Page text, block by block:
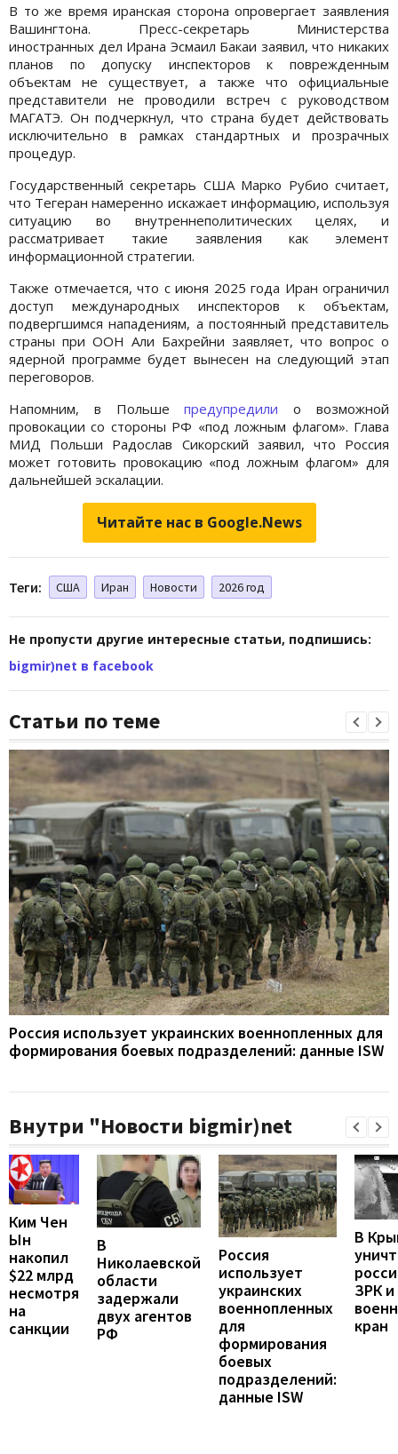
В то же время иранская сторона опровергает заявления
Вашингтона. Пресс-секретарь Министерства
иностранных дел Ирана Эсмаил Бакаи заявил, что никаких
планов по допуску инспекторов к поврежденным
объектам не существует, а также что официальные
представители не проводили встреч с руководством
МАГАТЭ. Он подчеркнул, что страна будет действовать
исключительно в рамках стандартных и прозрачных
процедур.
Государственный секретарь США Марко Рубио считает,
что Тегеран намеренно искажает информацию, используя
ситуацию во внутреннеполитических целях, и
рассматривает такие заявления как элемент
информационной стратегии.
Также отмечается, что с июня 2025 года Иран ограничил
доступ международных инспекторов к объектам,
подвергшимся нападениям, а постоянный представитель
страны при ООН Али Бахрейни заявляет, что вопрос о
ядерной программе будет вынесен на следующий этап
переговоров.
Напомним, в Польшепредупредили о возможной
провокации со стороны РФ «под ложным флагом». Глава
МИД Польши Радослав Сикорский заявил, что Россия
может готовить провокацию «под ложным флагом» для
дальнейшей эскалации.
Читайте нас в Google.News
Теги: США Иран Новости 2026 год
Не пропусти другие интересные статьи, подпишись:
bigmir)net в facebook
Статьи по теме
Россия использует украинских военнопленных для
формирования боевых подразделений: данные ISW
Внутри "Новости bigmir)net
Ким Чен
Ын
накопил
$22 млрд
несмотря
на
санкции
В
Николаевской
области
задержали
двух агентов
РФ
Россия
использует
украинских
военнопленных
для
формирования
боевых
подразделений:
данные ISW
В
ЗРК и
кран